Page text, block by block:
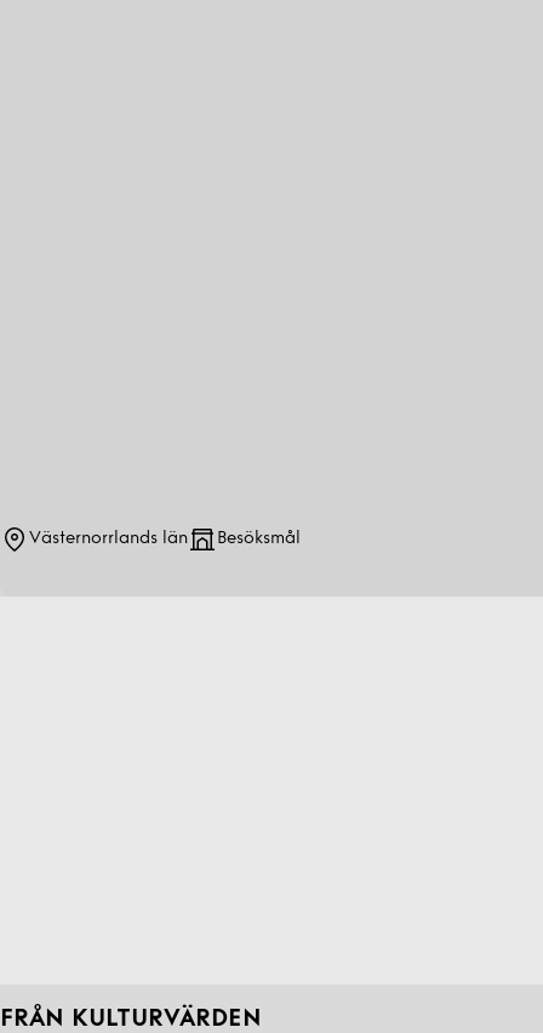
Västernorrlands län Besöksmål
FRÅN KULTURVÄRDEN